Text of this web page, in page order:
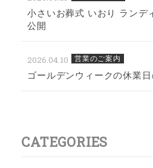
小さいお葬式 いおり ランデ
公開
2026.04.10 営業のご案内
ゴールデンウィークの休業
CATEGORIES